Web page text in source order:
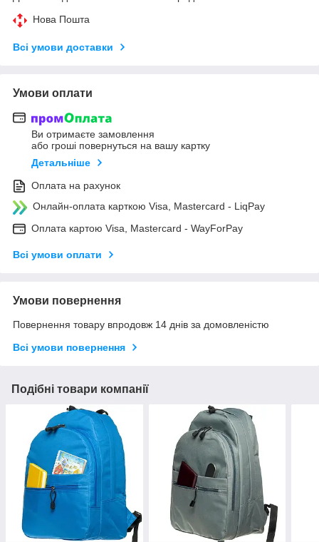
Нова Пошта
Всі умови доставки
Умови оплати
Ви отримаєте замовлення
або гроші повернуться на вашу картку
Детальніше
Оплата на рахунок
Онлайн-оплата карткою Visa, Mastercard - LiqPay
Оплата картою Visa, Mastercard - WayForPay
Всі умови оплати
Умови повернення
Повернення товару впродовж 14 днів за домовленістю
Всі умови повернення
Подібні товари компанії